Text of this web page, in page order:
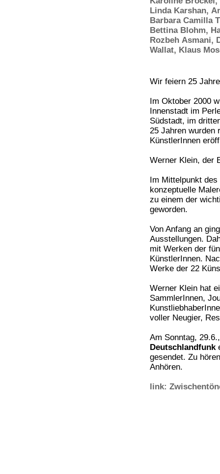
Linda Karshan,
Barbara Camilla
Bettina Blohm,
Rozbeh Asmani,
Wallat, Klaus
Wir feiern 25
Im Oktober 2000
Innenstadt im
Südstadt, im
25 Jahren wurden
KünstlerInnen
Werner Klein, der
Im Mittelpunkt
konzeptuelle
zu einem der
geworden.
Von Anfang an
Ausstellungen.
mit Werken der
KünstlerInnen.
Werke der 22
Werner Klein hat
SammlerInnen,
voller Neugier,
Am Sonntag,
Deutschlandfunk
gesendet. Zu
Anhören.
link: